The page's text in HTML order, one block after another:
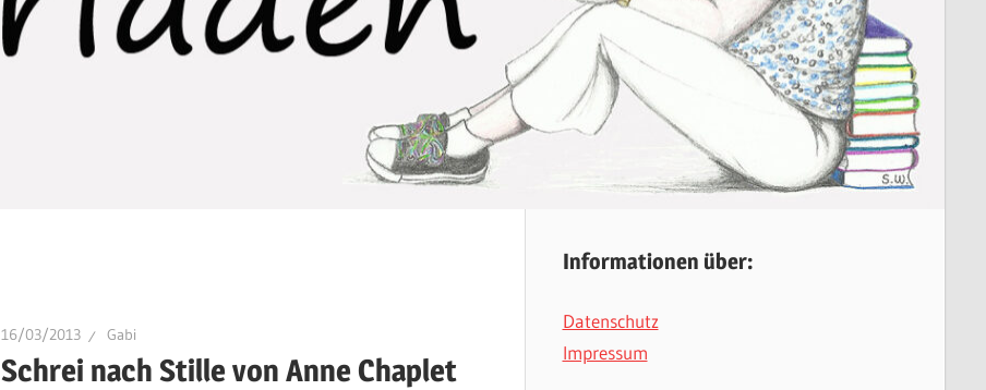
16/03/2013 Gabi
Schrei nach Stille von Anne Chaplet
Informationen über:
Datenschutz
Impressum